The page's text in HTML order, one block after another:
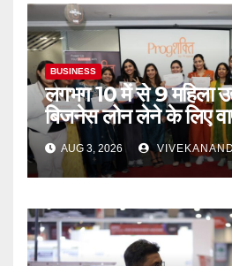
BUSINESS
लगभग 10 में से 9 महिला
बिजनेस लोन लेने के लिए
AUG 3, 2026